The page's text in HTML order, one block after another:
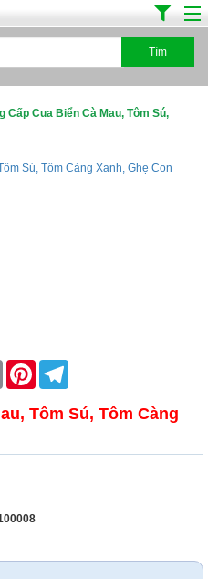
Cấp Cua Biển Cà Mau, Tôm Sú,
Email Pinterest
Tôm Sú, Tôm Càng